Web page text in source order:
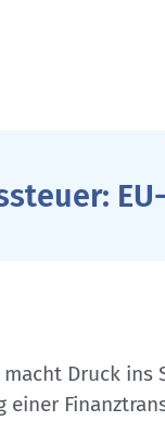
macht Druck
einer